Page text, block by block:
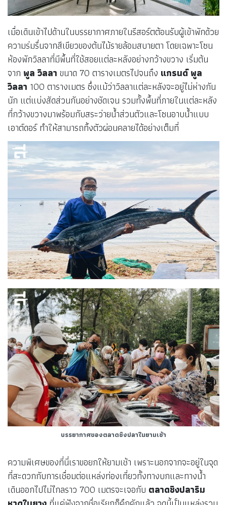
เมื่อเดินเข้าไปด้านในบรรยากาศภายในรีสอร์ตต้อนรับผู้เข้าพักด้วย
ความร่มรื่นจากสีเขียวของต้นไม้รายล้อมสบายตา โดยเฉพาะโซน
ห้องพักวิลลาที่มีพื้นที่ใช้สอยแต่ละหลังอย่างกว้างขวาง เริ่มต้น
จาก พูล วิลลา ขนาด 70 ตารางเมตรไปจนถึง แกรนด์ พูล
วิลลา 100 ตารางเมตร ซึ่งแม้ว่าวิลลาแต่ละหลังจะอยู่ไม่ห่างกัน
นัก แต่แบ่งสัดส่วนกันอย่างชัดเจน รวมทั้งพื้นที่ภายในแต่ละหลัง
ที่กว้างขวางมาพร้อมกับสระว่ายน้ำส่วนตัวและโซนอาบน้ำแบบ
เอาต์ดอร์ ทำให้สามารถทิ้งตัวผ่อนคลายได้อย่างเต็มที่
บรรยากาศของตลาดชิงปลาในยามเช้า
ความพิเศษของที่นี่เราขอยกให้ยามเช้า เพราะนอกจากจะอยู่ในจุด
ที่สะดวกกับการเชื่อมต่อแหล่งท่องเที่ยวทั้งทางบกและทางน้ำ
เดินออกไปไม่ไกลราว 700 เมตรจะเจอกับ ตลาดชิงปลาริม